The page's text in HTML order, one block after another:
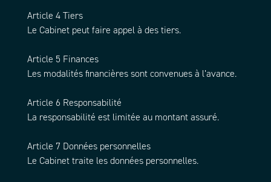
Article 4 Tiers
Le Cabinet peut faire appel à des tiers.
Article 5 Finances
Les modalités financières sont convenues à l’avance.
Article 6 Responsabilité
La responsabilité est limitée au montant assuré.
Article 7 Données personnelles
Le Cabinet traite les données personnelles.